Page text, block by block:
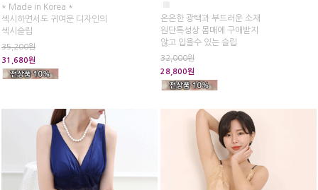
* Made in Korea *
섹시하면서도 귀여운 디자인의
섹시슬립
35,200원
31,680원
은은한 광택과 부드러운 소재
원단특성상 몸매에 구애받지
않고 입을수 있는 슬립
32,000원
28,800원